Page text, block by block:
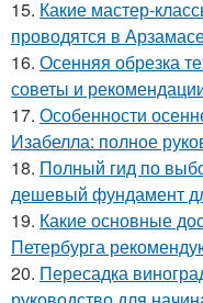
15. Какие мастер-
проводятся в
16. Осенняя обрезка
советы и
17. Особенности
Изабелла: полное
18. Полный гид по
дешевый фундамент
19. Какие основные
Петербурга
20. Пересадка